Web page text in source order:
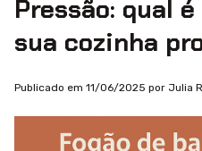
Pressão: qual
sua cozinha
Publicado em 11/06/2025 por Julia